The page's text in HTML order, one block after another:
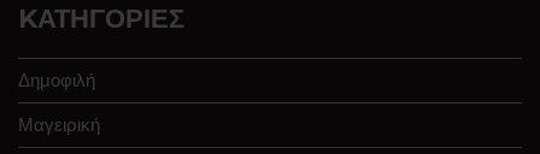
KΑΤΗΓΟΡΊΕΣ
Δημοφιλή
Μαγειρική